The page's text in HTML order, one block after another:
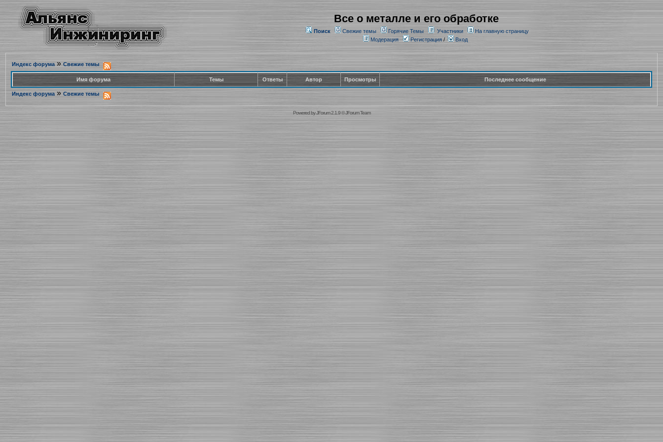
Все о металле и его обработке
Поиск Свежие темы Горячие Темы Участники
На главную страницу
Модерация
Регистрация/ Вход
Индекс форума» Свежие темы
Имя форума Темы Ответы Автор Просмотры Последнее сообщение
Индекс форума » Свежие темы
Powered byJForum 2.1.9©JForum Team